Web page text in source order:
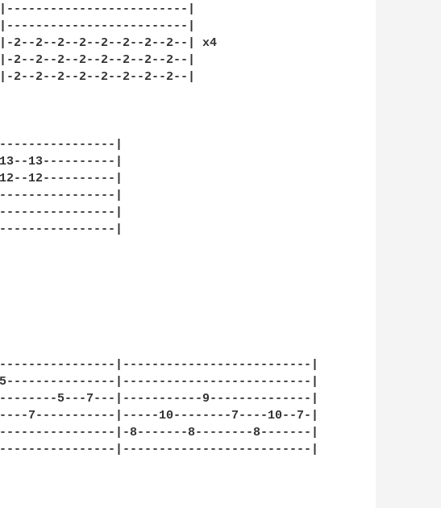
|
|
2--2--2--2--2--2--2--2--| x4
2--2--2--2--2--2--2--2--|
2--2--2--2--2--2--2--2--|
|
13--13----------|
12--12----------|
|
|
|
|--------------------------|
|--------------------------|
5---7---|-----------9--------------|
7-----------|-----10--------7----10--7-|
|-8-------8--------8-------|
|--------------------------|